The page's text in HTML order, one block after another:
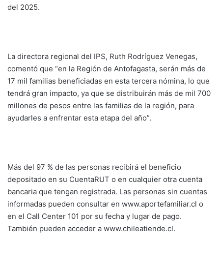
del 2025.
La directora regional del IPS, Ruth Rodríguez Venegas,
comentó que “en la Región de Antofagasta, serán más de
17 mil familias beneficiadas en esta tercera nómina, lo que
tendrá gran impacto, ya que se distribuirán más de mil 700
millones de pesos entre las familias de la región, para
ayudarles a enfrentar esta etapa del año”.
Más del 97 % de las personas recibirá el beneficio
depositado en su CuentaRUT o en cualquier otra cuenta
bancaria que tengan registrada. Las personas sin cuentas
informadas pueden consultar en www.aportefamiliar.cl o
en el Call Center 101 por su fecha y lugar de pago.
También pueden acceder a www.chileatiende.cl.